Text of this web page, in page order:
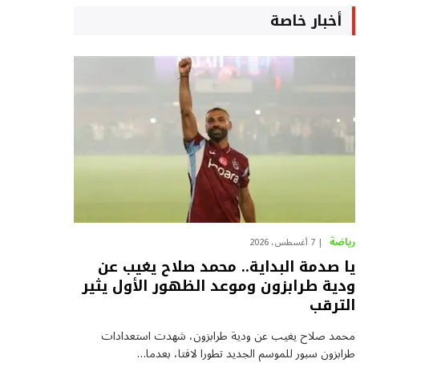
أخبار خاصة
رياضة 7 أغسطس، 2026
يا صدمة البداية.. محمد صلاح يغيب عن
ودية طرابزون وموعد الظهور الأول يثير
الترقب
محمد صلاح يغيب عن ودية طرابزون، شهدت استعدادات
طرابزون سبور للموسم الجديد تطورا لافتا، بعدما…